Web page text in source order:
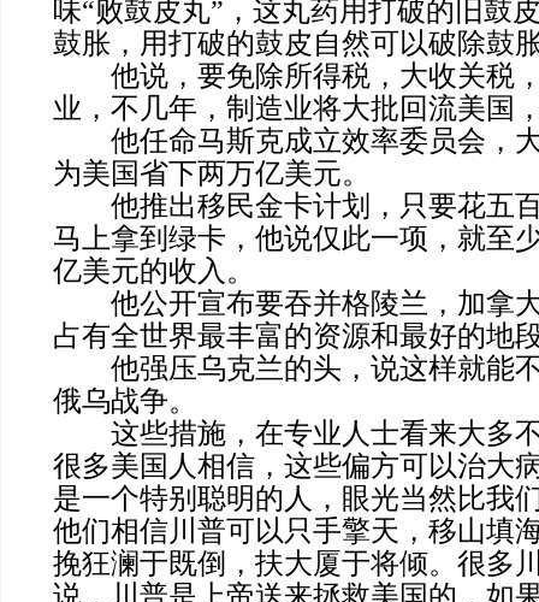
味“败鼓皮丸”，这丸药用打破的旧鼓
鼓胀，用打破的鼓皮自然可以破除鼓
他说，要免除所得税，大收关税
业，不几年，制造业将大批回流美国
他任命马斯克成立效率委员会，
为美国省下两万亿美元。
他推出移民金卡计划，只要花五
马上拿到绿卡，他说仅此一项，就至
亿美元的收入。
他公开宣布要吞并格陵兰，加拿
占有全世界最丰富的资源和最好的地
他强压乌克兰的头，说这样就能
俄乌战争。
这些措施，在专业人士看来大多
很多美国人相信，这些偏方可以治大
是一个特别聪明的人，眼光当然比我
他们相信川普可以只手擎天，移山填
挽狂澜于既倒，扶大厦于将倾。很多
说，川普是上帝送来拯救美国的，如